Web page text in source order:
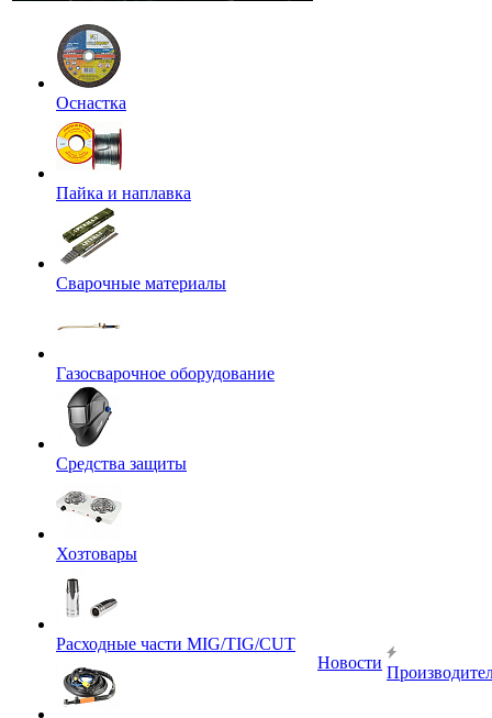
Оснастка
Пайка и наплавка
Сварочные материалы
Газосварочное оборудование
Средства защиты
Хозтовары
Расходные части MIG/TIG/CUT
Новости